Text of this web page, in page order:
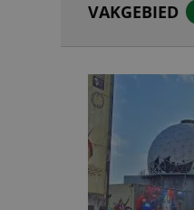
VAKGEBIED